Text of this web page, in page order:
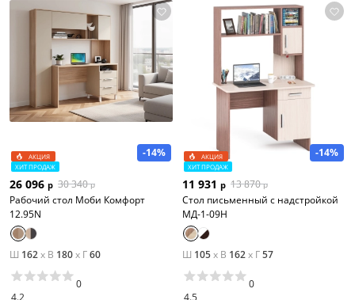
-14%
АКЦИЯ
ХИТ ПРОДАЖ
26 096 р 30 340 р
Рабочий стол Моби Комфорт
12.95N
Ш 162x В 180x Г60
4.2
0
-14%
АКЦИЯ
ХИТ ПРОДАЖ
11 931 р 13 870 р
Стол письменный с надстройкой
МД-1-09Н
Ш 105x В 162x Г57
4.5
0